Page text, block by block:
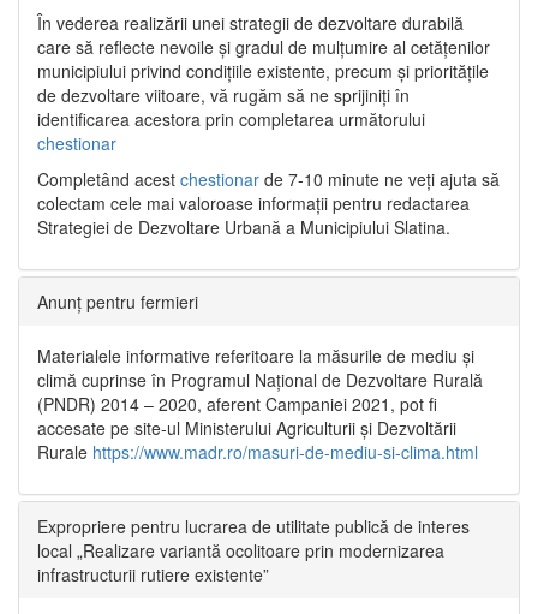
În vederea realizării unei strategii de dezvoltare durabilă
care să reflecte nevoile și gradul de mulțumire al cetățenilor
municipiului privind condițiile existente, precum și prioritățile
de dezvoltare viitoare, vă rugăm să ne sprijiniți în
identificarea acestora prin completarea următorului
chestionar
Completând acest chestionar de 7-10 minute ne veți ajuta să
colectam cele mai valoroase informații pentru redactarea
Strategiei de Dezvoltare Urbană a Municipiului Slatina.
Anunț pentru fermieri
Materialele informative referitoare la măsurile de mediu și
climă cuprinse în Programul Național de Dezvoltare Rurală
(PNDR) 2014 – 2020, aferent Campaniei 2021, pot fi
accesate pe site-ul Ministerului Agriculturii și Dezvoltării
Rurale https://www.madr.ro/masuri-de-mediu-si-clima.html
Expropriere pentru lucrarea de utilitate publică de interes
local „Realizare variantă ocolitoare prin modernizarea
infrastructurii rutiere existente”